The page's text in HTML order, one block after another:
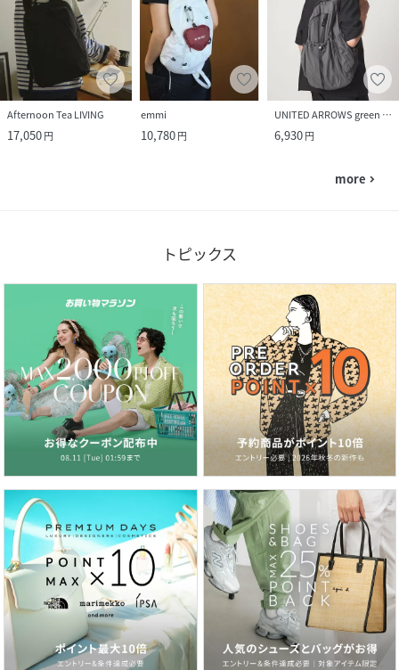
Afternoon Tea LIVING
17,050円
emmi
10,780円
UNITED ARROWS green label relaxing
6,930円
more navigate_next
トピックス